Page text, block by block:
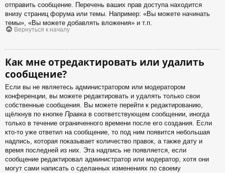
отправить сообщение. Перечень ваших прав доступа находится
внизу страниц форума или темы. Например: «Вы можете начинать
темы», «Вы можете добавлять вложения» и т.п.
Вернуться к началу
Как мне отредактировать или удалить
сообщение?
Если вы не являетесь администратором или модератором
конференции, вы можете редактировать и удалять только свои
собственные сообщения. Вы можете перейти к редактированию,
щёлкнув по кнопке Правка в соответствующем сообщении, иногда
только в течение ограниченного времени после его создания. Если
кто-то уже ответил на сообщение, то под ним появится небольшая
надпись, которая показывает количество правок, а также дату и
время последней из них. Эта надпись не появляется, если
сообщение редактировал администратор или модератор, хотя они
могут сами написать о сделанных изменениях по своему